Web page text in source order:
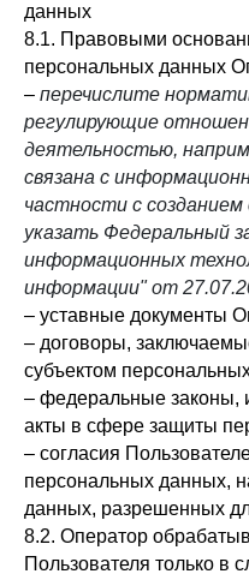
данных
8.1. Правовыми
персональных данных
– перечислите
регулирующие
деятельностью,
связана с
частности с
указать Федеральный
информационных
информации" от
– уставные документы
– договоры,
субъектом
– федеральные законы,
акты в сфере защиты
– согласия
персональных данных,
данных, разрешенных
8.2. Оператор
Пользователя только в